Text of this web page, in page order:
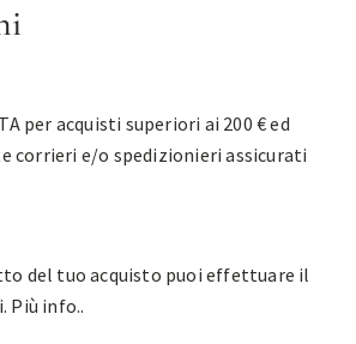
per acquisti superiori ai 200 € ed
corrieri e/o spedizionieri assicurati
del tuo acquisto puoi effettuare il
Più info..